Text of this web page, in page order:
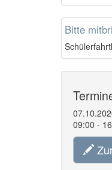
Bitte
09:00 -